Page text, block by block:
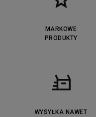
MARKOWE
PRODUKTY
WYSYŁKA NAWET